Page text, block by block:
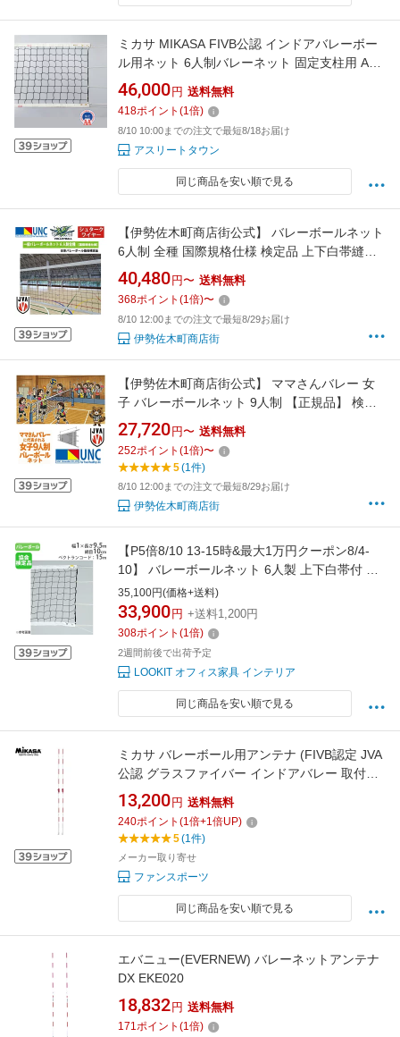
ミカサ MIKASA FIVB公認 インドアバレーボー
ル用ネット 6人制バレーネット 固定支柱用 AC-
NT200H
46,000 円 送料無料
418ポイント (1倍)
8/10 10:00までの注文で最短8/18お届け
アスリートタウン
同じ商品を安い順で見る
【伊勢佐木町商店街公式】 バレーボールネット
6人制 全種 国際規格仕様 検定品 上下白帯縫製
シュタークワイヤー 小学生 中学生 高校生 一般
男子 女子 バレーネット 部活 試合 練習 学校設
備 施設 イベント 授業 体育 バレーボール ウザ
ワネット 【ハシモトヤ運動具店】
40,480 円〜 送料無料
368ポイント (1倍)〜
8/10 12:00までの注文で最短8/29お届け
伊勢佐木町商店街
【伊勢佐木町商店街公式】 ママさんバレー 女
子 バレーボールネット 9人制 【正規品】 検定
品 白帯縫製 ロープ式 シュタークワイヤー まま
ママ バレーネット 鵜沢 ウザワ 試合 練習 学校
設備 施設 体育館 体育祭 イベント 授業 体育 バ
レーボール 【ハシモトヤ運動具店】
27,720 円〜 送料無料
252ポイント (1倍)〜
5(1件)
8/10 12:00までの注文で最短8/29お届け
伊勢佐木町商店街
【P5倍8/10 13-15時&最大1万円クーポン8/4-
10】 バレーボールネット 6人製 上下白帯付 バ
レーネット ネット バレーボール用品 バレーボ
ール協会公認 検定AA 体育館 学校 部活 練習 ト
ーエイライト B2844 B-2844
35,100円(価格+送料)
33,900 円 +送料1,200円
308ポイント (1倍)
2週間前後で出荷予定
LOOKIT オフィス家具 インテリア
同じ商品を安い順で見る
ミカサ バレーボール用アンテナ (FIVB認定 JVA
公認 グラスファイバー インドアバレー 取付簡
単 AC-AN200) ACAN200
13,200 円 送料無料
240ポイント (1倍+1倍UP)
5(1件)
メーカー取り寄せ
ファンスポーツ
同じ商品を安い順で見る
エバニュー(EVERNEW) バレーネットアンテナ
DX EKE020
18,832 円 送料無料
171ポイント (1倍)